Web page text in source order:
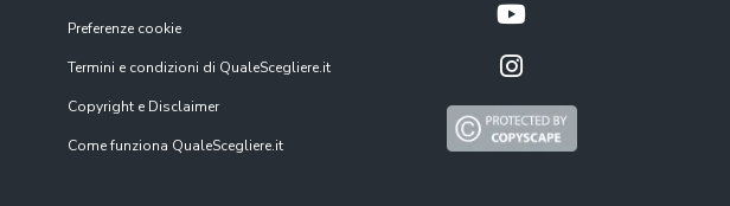
Preferenze cookie
Termini e condizioni di QualeScegliere.it
Copyright e Disclaimer
Come funziona QualeScegliere.it